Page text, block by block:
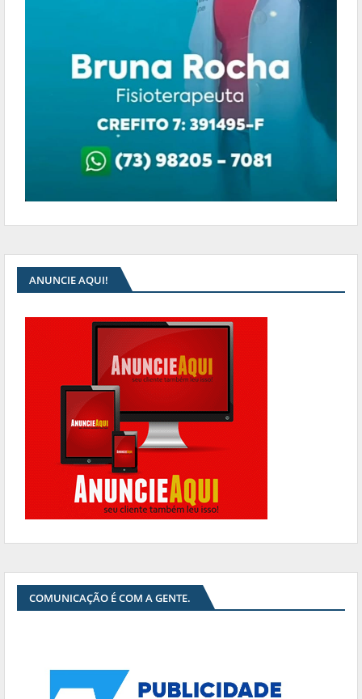
ANUNCIE AQUI!
COMUNICAÇÃO É COM A GENTE.